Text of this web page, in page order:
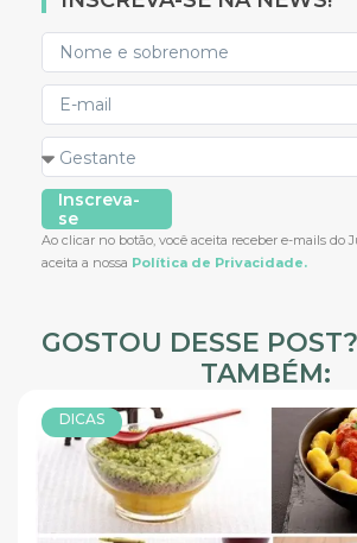
Inscreva-
se
Ao clicar no botão, você aceita receber e-mails do
aceita a nossa Política de Privacidade.
GOSTOU DESSE
TAMBÉM:
DICAS